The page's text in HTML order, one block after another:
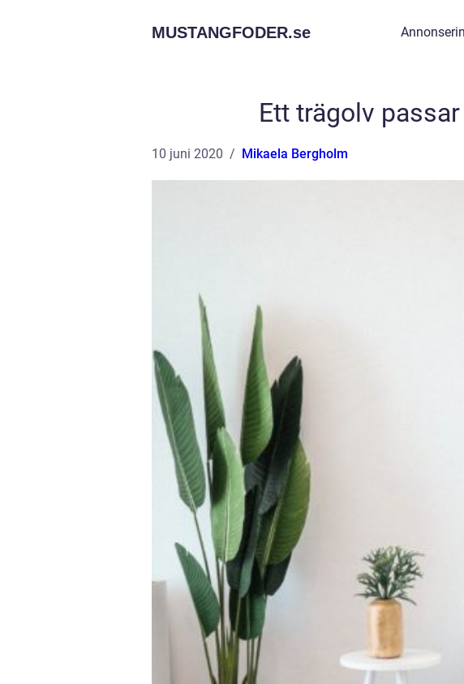
MUSTANGFODER.se
Ett trägolv
10 juni 2020 Mikaela Bergholm